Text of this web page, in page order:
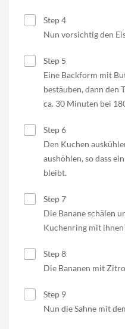
Step 4
Nun vorsichtig den
Step 5
Eine Backform mit
bestäuben, dann den
ca. 30 Minuten bei
Step 6
Den Kuchen
aushöhlen, so dass
bleibt.
Step 7
Die Banane schälen
Kuchenring mit
Step 8
Die Bananen mit
Step 9
Nun die Sahne mit